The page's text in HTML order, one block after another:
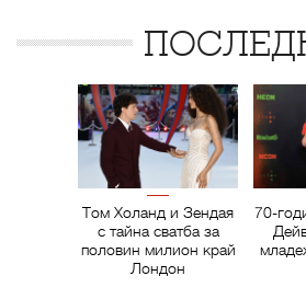
Том Холанд и Зендая
с тайна сватба за
половин милион край
Лондон
70-